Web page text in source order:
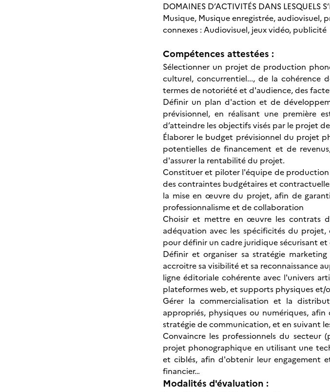
DOMAINES D’ACTIVITÉS DANS LESQUELS
Musique, Musique enregistrée,
connexes : Audiovisuel, jeux vidéo, publicité
Compétences attestées :
Sélectionner un projet de production
culturel, concurrentiel..., de la
termes de notoriété et d'audience, des
Définir un plan d'action et de
prévisionnel, en réalisant une première
d’atteindre les objectifs visés par le projet
Élaborer le budget prévisionnel du projet
potentielles de financement et de
d'assurer la rentabilité du projet.
Constituer et piloter l'équipe de production
des contraintes budgétaires et
la mise en œuvre du projet, afin de
professionnalisme et de collaboration
Choisir et mettre en œuvre les contrats
adéquation avec les spécificités du
pour définir un cadre juridique sécurisant
Définir et organiser sa stratégie
accroitre sa visibilité et sa reconnaissance
ligne éditoriale cohérente avec l'univers
plateformes web, et supports physiques
Gérer la commercialisation et la
appropriés, physiques ou numériques,
stratégie de communication, et en suivant
Convaincre les professionnels du
projet phonographique en utilisant une
et ciblés, afin d'obtenir leur engagement
financier…
Modalités d'évaluation :